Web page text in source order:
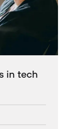
in tech